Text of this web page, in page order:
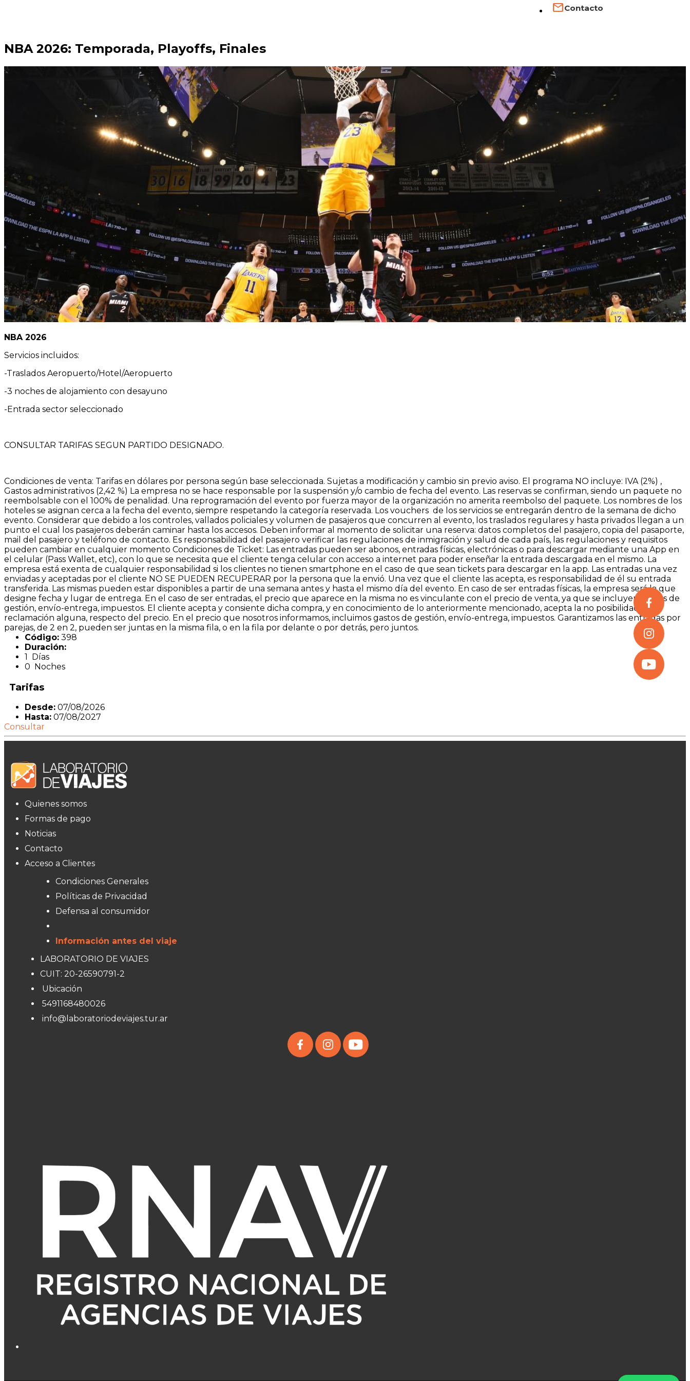
Contacto
NBA 2026: Temporada, Playoffs, Finales
NBA 2026
Servicios incluidos:
-Traslados Aeropuerto/Hotel/Aeropuerto
-3 noches de alojamiento con desayuno
-Entrada sector seleccionado
CONSULTAR TARIFAS SEGUN PARTIDO DESIGNADO.
Condiciones de venta: Tarifas en dólares por persona según base seleccionada. Sujetas a modificación y cambio sin previo aviso. El programa NO incluye: IVA (2%) ,
Gastos administrativos (2,42 %) La empresa no se hace responsable por la suspensión y/o cambio de fecha del evento. Las reservas se confirman, siendo un paquete no
reembolsable con el 100% de penalidad. Una reprogramación del evento por fuerza mayor de la organización no amerita reembolso del paquete. Los nombres de los
hoteles se asignan cerca a la fecha del evento, siempre respetando la categoría reservada. Los vouchers de los servicios se entregarán dentro de la semana de dicho
evento. Considerar que debido a los controles, vallados policiales y volumen de pasajeros que concurren al evento, los traslados regulares y hasta privados llegan a un
punto el cual los pasajeros deberán caminar hasta los accesos. Deben informar al momento de solicitar una reserva: datos completos del pasajero, copia del pasaporte,
mail del pasajero y teléfono de contacto. Es responsabilidad del pasajero verificar las regulaciones de inmigración y salud de cada país, las regulaciones y requisitos
pueden cambiar en cualquier momento Condiciones de Ticket: Las entradas pueden ser abonos, entradas físicas, electrónicas o para descargar mediante una App en
el celular (Pass Wallet, etc), con lo que se necesita que el cliente tenga celular con acceso a internet para poder enseñar la entrada descargada en el mismo. La
empresa está exenta de cualquier responsabilidad si los clientes no tienen smartphone en el caso de que sean tickets para descargar en la app. Las entradas una vez
enviadas y aceptadas por el cliente NO SE PUEDEN RECUPERAR por la persona que la envió. Una vez que el cliente las acepta, es responsabilidad de él su entrada
transferida. Las mismas pueden estar disponibles a partir de una semana antes y hasta el mismo día del evento. En caso de ser entradas físicas, la empresa será la que
designe fecha y lugar de entrega. En el caso de ser entradas, el precio que aparece en la misma no es vinculante con el precio de venta, ya que se incluyen gastos de
gestión, envío-entrega, impuestos. El cliente acepta y consiente dicha compra, y en conocimiento de lo anteriormente mencionado, acepta la no posibilidad de
reclamación alguna, respecto del precio. En el precio que nosotros informamos, incluimos gastos de gestión, envío-entrega, impuestos. Garantizamos las entradas por
parejas, de 2 en 2, pueden ser juntas en la misma fila, o en la fila por delante o por detrás, pero juntos.
Código: 398
Duración:
1 Días
0 Noches
Tarifas
Desde: 07/08/2026
Hasta: 07/08/2027
Consultar
Quienes somos
Formas de pago
Noticias
Contacto
Acceso a Clientes
Condiciones Generales
Políticas de Privacidad
Defensa al consumidor
Información antes del viaje
LABORATORIO DE VIAJES
CUIT: 20-26590791-2
Ubicación
5491168480026
info@laboratoriodeviajes.tur.ar